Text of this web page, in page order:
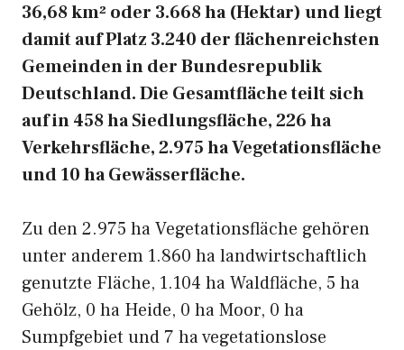
36,68 km² oder 3.668 ha (Hektar) und liegt
damit auf Platz 3.240 der flächenreichsten
Gemeinden in der Bundesrepublik
Deutschland. Die Gesamtfläche teilt sich
auf in 458 ha Siedlungsfläche, 226 ha
Verkehrsfläche, 2.975 ha Vegetationsfläche
und 10 ha Gewässerfläche.
Zu den 2.975 ha Vegetationsfläche gehören
unter anderem 1.860 ha landwirtschaftlich
genutzte Fläche, 1.104 ha Waldfläche, 5 ha
Gehölz, 0 ha Heide, 0 ha Moor, 0 ha
Sumpfgebiet und 7 ha vegetationslose